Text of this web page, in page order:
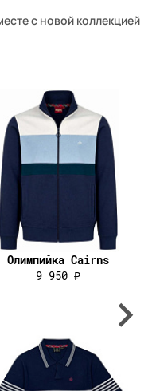
с новой коллекцией
Олимпийка Cairns
9 950 ₽